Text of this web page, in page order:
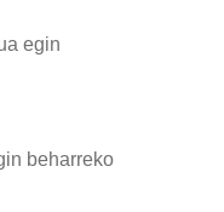
egin
beharreko